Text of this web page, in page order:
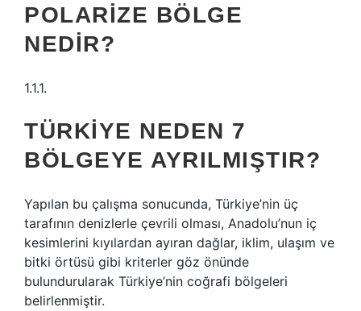
POLARIZE BÖLGE
NEDIR?
1.1.1.
TÜRKIYE NEDEN 7
BÖLGEYE AYRILMIŞTIR?
Yapılan bu çalışma sonucunda, Türkiye’nin üç
tarafının denizlerle çevrili olması, Anadolu’nun iç
kesimlerini kıyılardan ayıran dağlar, iklim, ulaşım ve
bitki örtüsü gibi kriterler göz önünde
bulundurularak Türkiye’nin coğrafi bölgeleri
belirlenmiştir.